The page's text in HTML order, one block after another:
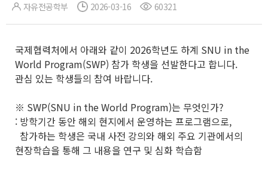
자유전공학부 2026-03-16 60321
국제협력처에서 아래와 같이 2026학년도 하계 SNU in the
World Program(SWP) 참가 학생을 선발한다고 합니다.
관심 있는 학생들의 참여 바랍니다.
※ SWP(SNU in the World Program)는 무엇인가?
: 방학기간 동안 해외 현지에서 운영하는 프로그램으로,
참가하는 학생은 국내 사전 강의와 해외 주요 기관에서의
현장학습을 통해 그 내용을 연구 및 심화 학습함